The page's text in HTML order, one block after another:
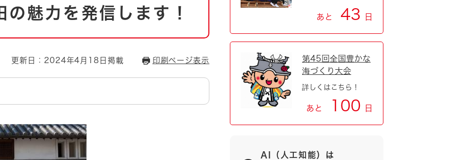
魅力を発信します！
更新日：2024年4月18日掲載 印刷ページ表示
あと 43 日
第45回全国豊かな
海づくり大会
詳しくはこちら！
あと 100 日
AI（人工知能）は